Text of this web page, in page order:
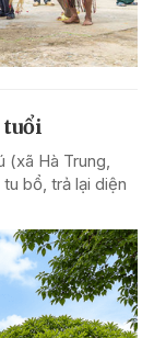
(xã Hà Trung,
bổ, trả lại diện